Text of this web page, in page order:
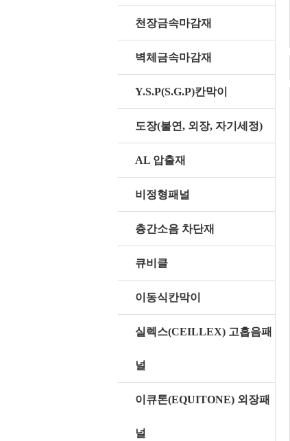
천장금속마감재
벽체금속마감재
Y.S.P(S.G.P)칸막이
도장(불연, 외장, 자기세정)
AL 압출재
비정형패널
층간소음 차단재
큐비클
이동식칸막이
실렉스(CEILLEX) 고흡음패
널
이큐톤(EQUITONE) 외장패
널